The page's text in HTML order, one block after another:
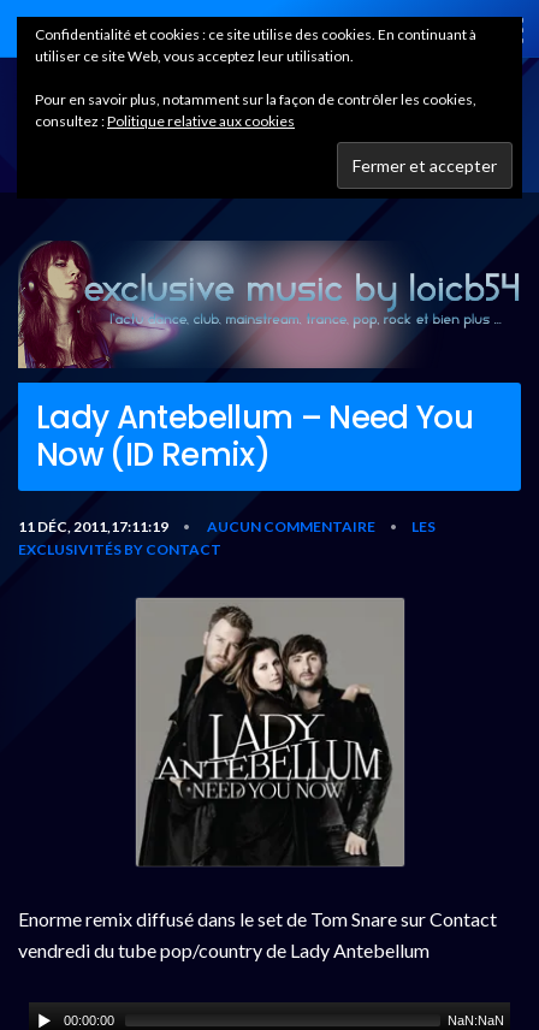
Home
Lady Antebellum – Need You
Now (ID Remix)
11 DÉC, 2011,17:11:19 • AUCUN COMMENTAIRE •
LES
EXCLUSIVITÉS BY CONTACT
Enorme remix diffusé dans le set de Tom Snare sur Contact
vendredi du tube pop/country de Lady Antebellum
00:00:00 NaN:NaN
Confidentialité et cookies : ce site utilise des cookies. En continuant à
utiliser ce site Web, vous acceptez leur utilisation.
Pour en savoir plus, notamment sur la façon de contrôler les cookies,
consultez :Politique relative aux cookies